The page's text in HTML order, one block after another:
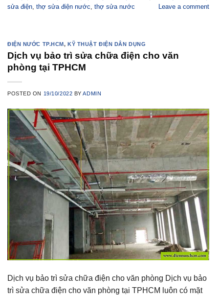
sửa điện thợ sửa điện nước thợ sửa nước Leave a comment
ĐIỆN NƯỚC TP.HCM , KỸ THUẬT ĐIỆN DÂN DỤNG
Dịch vụ bảo trì sửa chữa điện cho văn
phòng tại TPHCM
POSTED ON 19/10/2022 BYADMIN
Dịch vụ bảo trì sửa chữa điện cho văn phòng Dịch vụ bảo
trì sửa chữa điện cho văn phòng tại TPHCM luôn có mặt